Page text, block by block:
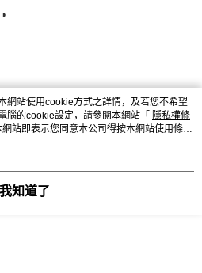
網站使用cookie方式之詳情，及若您不希望
腦的cookie設定，請參閱本網站「 隱私權條
站即表示您同意本公司得按本網站使用條款
我知道了